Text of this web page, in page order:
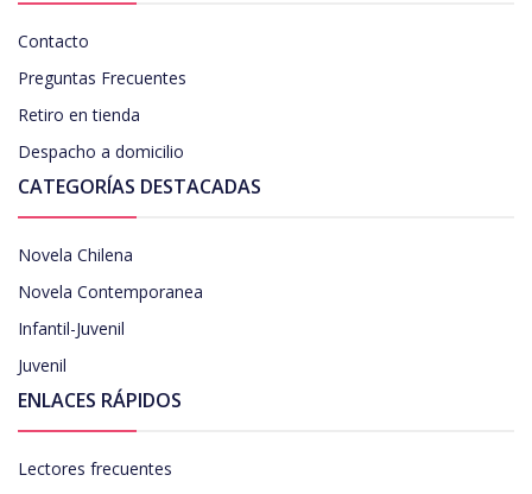
Contacto
Preguntas Frecuentes
Retiro en tienda
Despacho a domicilio
CATEGORÍAS DESTACADAS
Novela Chilena
Novela Contemporanea
Infantil-Juvenil
Juvenil
ENLACES RÁPIDOS
Lectores frecuentes